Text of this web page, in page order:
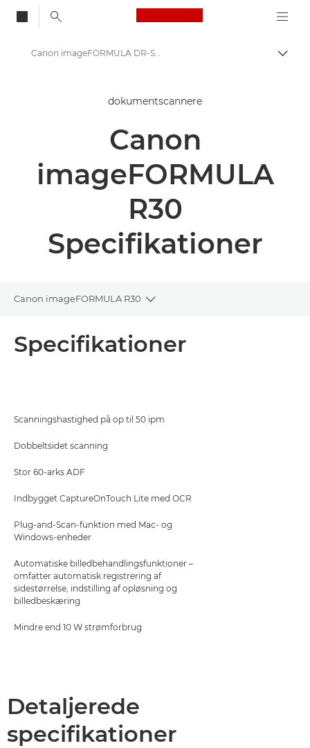
Canon Logo, back
Skift
Løsninger og services
Dokumentscannere
Canon imageFORMULA R30 – Dokumentscannere
Canon imageFORMULA DR-S150 - Dokumentscannere
dokumentscannere
Canon
imageFORMULA
R30
Specifikationer
Canon imageFORMULA R30
Toggle breadcrumbs
Specifikationer
Scanningshastighed på op til 50 ipm
Dobbeltsidet scanning
Stor 60-arks ADF
Indbygget CaptureOnTouch Lite med OCR
Plug-and-Scan-funktion med Mac- og
Windows-enheder
Automatiske billedbehandlingsfunktioner –
omfatter automatisk registrering af
sidestørrelse, indstilling af opløsning og
billedbeskæring
Mindre end 10 W strømforbrug
Detaljerede
specifikationer